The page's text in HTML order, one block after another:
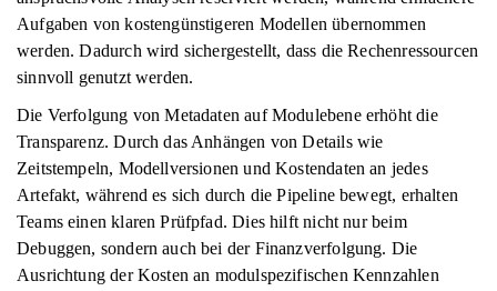
Aufgaben von kostengünstigeren Modellen übernommen
werden. Dadurch wird sichergestellt, dass die Rechenressourcen
sinnvoll genutzt werden.
Die Verfolgung von Metadaten auf Modulebene erhöht die
Transparenz. Durch das Anhängen von Details wie
Zeitstempeln, Modellversionen und Kostendaten an jedes
Artefakt, während es sich durch die Pipeline bewegt, erhalten
Teams einen klaren Prüfpfad. Dies hilft nicht nur beim
Debuggen, sondern auch bei der Finanzverfolgung. Die
Ausrichtung der Kosten an modulspezifischen Kennzahlen